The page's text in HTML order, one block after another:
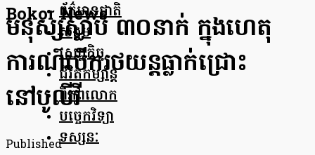
Bokor News
ព័ត៌មានជាតិ
សង្គម
សេដ្ឋកិច្ច
ជីវិតកម្សាន្ត
ពិភពលោក
បច្ចេកវិទ្យា
ទស្សនៈ
មនុស្សស្លាប់ ៣០នាក់ ក្នុងហេតុ
ការណ៍បើករថយន្តធ្លាក់ជ្រោះ
នៅបូលីវី
Published